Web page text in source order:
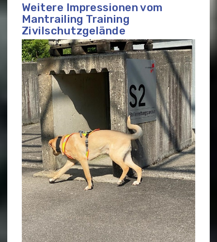
Weitere Impressionen vom
Mantrailing Training
Zivilschutzgelände